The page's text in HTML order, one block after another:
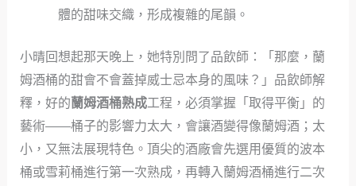
體的甜味交織，形成複雜的尾韻。
小晴回想起那天晚上，她特別問了品飲師：「那麼，蘭
姆酒桶的甜會不會蓋掉威士忌本身的風味？」品飲師解
釋，好的蘭姆酒桶熟成工程，必須掌握「取得平衡」的
藝術——桶子的影響力太大，會讓酒變得像蘭姆酒；太
小，又無法展現特色。頂尖的酒廠會先選用優質的波本
桶或雪莉桶進行第一次熟成，再轉入蘭姆酒桶進行二次